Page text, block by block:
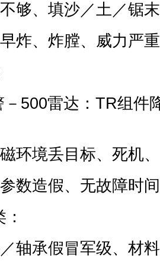
够、填沙／土／锯
炸、炸膛、威力严
500雷达：TR组件
环境丢目标、死机
数造假、无故障时
轴承假冒军级、材